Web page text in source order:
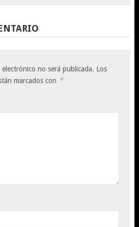
no será publicada. Los
marcados con *